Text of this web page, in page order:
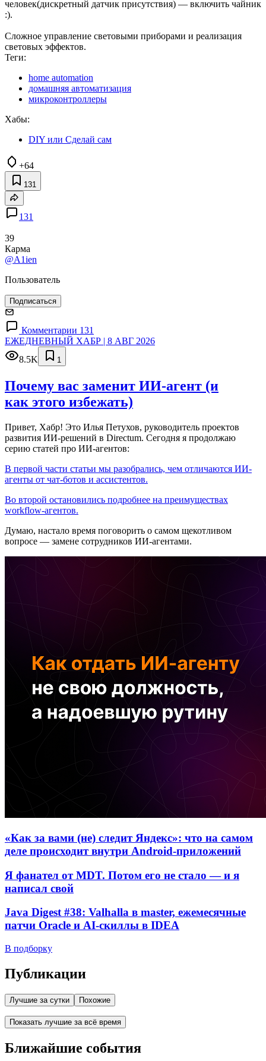
человек(дискретный датчик присутствия) — включить чайник
:).
Сложное управление световыми приборами и реализация
световых эффектов.
Теги:
home automation
домашняя автоматизация
микроконтроллеры
Хабы:
DIY или Сделай сам
+64
131
131
39
Карма
@A1ien
Пользователь
Подписаться
Комментарии 131
ЕЖЕДНЕВНЫЙ ХАБР | 8 АВГ 2026
8.5K
1
Почему вас заменит ИИ‑агент (и
как этого избежать)
Привет, Хабр! Это Илья Петухов, руководитель проектов
развития ИИ-решений в Directum. Сегодня я продолжаю
серию статей про ИИ-агентов:
В первой части статьи мы разобрались, чем отличаются ИИ-
агенты от чат-ботов и ассистентов.
Во второй остановились подробнее на преимуществах
workflow-агентов.
Думаю, настало время поговорить о самом щекотливом
вопросе — замене сотрудников ИИ-агентами.
«Как за вами (не) следит Яндекс»: что на самом
деле происходит внутри Android-приложений
Я фанател от MDT. Потом его не стало — и я
написал свой
Java Digest #38: Valhalla в master, ежемесячные
патчи Oracle и AI-скиллы в IDEA
В подборку
Публикации
Лучшие за сутки Похожие
Показать лучшие за всё время
Ближайшие события